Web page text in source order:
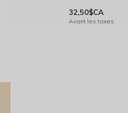
32,50$CA
Avant les taxes